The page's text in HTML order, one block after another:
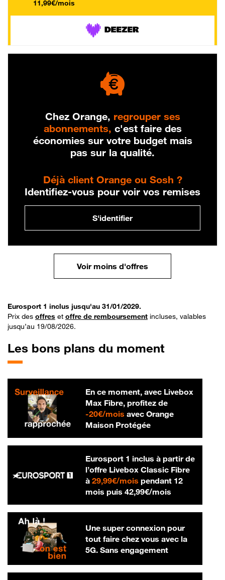
11,99€/mois
Chez Orange, regrouper ses
abonnements, c'est faire des
économies sur votre budget mais
pas sur la qualité.
Déjà client Orange ou Sosh ?
Identifiez-vous pour voir vos remises
S'identifier
Voir moins d'offres
Eurosport 1 inclus jusqu'au 31/01/2029.
Prix des offres et offre de remboursement incluses, valables
jusqu’au 19/08/2026.
Les bons plans du moment
En ce moment, avec Livebox
Max Fibre, profitez de
-20€/mois20 € par mois
avec Orange
Maison Protégée
Eurosport 1 inclus à partir de
l’offre Livebox Classic Fibre
à 29,99€/mois29,99 € par mois
pendant 12
mois puis 42,99€/mois42,99 € par
Une super connexion pour
tout faire chez vous avec la
5G. Sans engagement